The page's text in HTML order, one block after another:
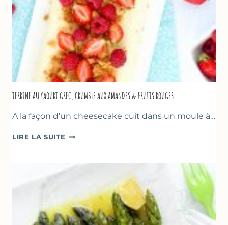
TERRINE AU YAOURT GREC, CRUMBLE AUX AMANDES & FRUITS ROUGES
A la façon d’un cheesecake cuit dans un moule à…
LIRE LA SUITE TERRINE
GREC,
AMANDES
&
FRUITS